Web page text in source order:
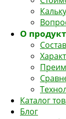
О
Каталог
Блог